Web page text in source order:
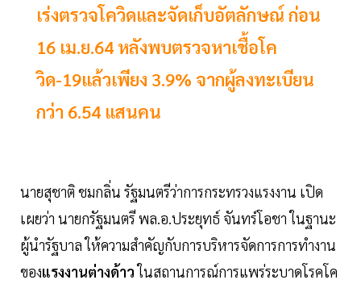
เร่งตรวจโควิดและจัดเก็บอัตลักษณ์ ก่อน
16 เม.ย.64 หลังพบตรวจหาเชื้อโค
วิด-19แล้วเพียง 3.9% จากผู้ลงทะเบียน
กว่า 6.54 แสนคน
นายสุชาติ ชมกลิ่น รัฐมนตรีว่าการกระทรวงแรงงาน เปิด
เผยว่า นายกรัฐมนตรี พล.อ.ประยุทธ์ จันทร์โอชา ในฐานะ
ผู้นำรัฐบาล ให้ความสำคัญกับการบริหารจัดการการทำงาน
ของแรงงานต่างด้าวในสถานการณ์การแพร่ระบาดโรคโค